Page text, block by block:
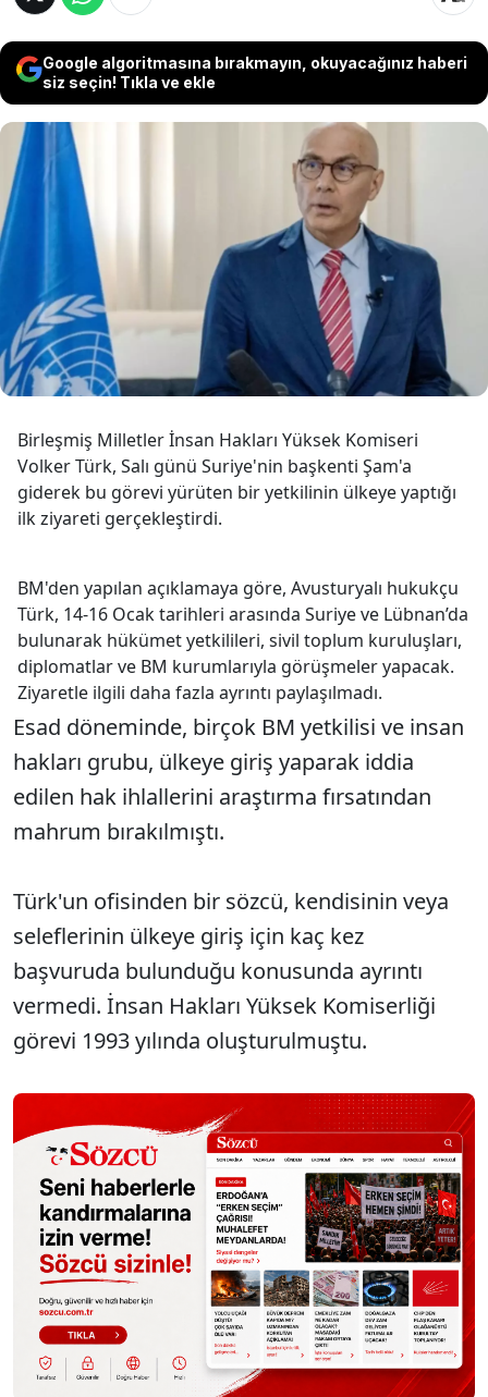
Google algoritmasına bırakmayın, okuyacağınız haberi
siz seçin! Tıkla ve ekle
Volker Türk, Şam’a giderek bir BM İnsan
Hakları Yüksek Komiseri'nin Suriye’ye yaptığı
ilk ziyareti gerçekleştirdi. Türk, hükümet
yetkilileri ve sivil toplum temsilcileriyle
görüşerek insan hakları ihlallerine dair
çalışmalarda bulunacak.
Birleşmiş Milletler İnsan Hakları Yüksek Komiseri
Volker Türk, Salı günü Suriye'nin başkenti Şam'a
giderek bu görevi yürüten bir yetkilinin ülkeye yaptığı
ilk ziyareti gerçekleştirdi.
BM'den yapılan açıklamaya göre, Avusturyalı hukukçu
Türk, 14-16 Ocak tarihleri arasında Suriye ve Lübnan’da
bulunarak hükümet yetkilileri, sivil toplum kuruluşları,
diplomatlar ve BM kurumlarıyla görüşmeler yapacak.
Ziyaretle ilgili daha fazla ayrıntı paylaşılmadı.
Esad döneminde, birçok BM yetkilisi ve insan
hakları grubu, ülkeye giriş yaparak iddia
edilen hak ihlallerini araştırma fırsatından
mahrum bırakılmıştı.
Türk'un ofisinden bir sözcü, kendisinin veya
seleflerinin ülkeye giriş için kaç kez
başvuruda bulunduğu konusunda ayrıntı
vermedi. İnsan Hakları Yüksek Komiserliği
görevi 1993 yılında oluşturulmuştu.